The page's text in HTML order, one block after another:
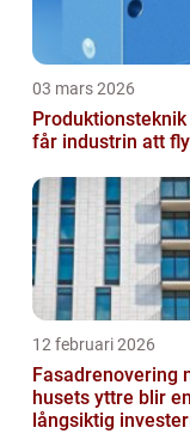
03 mars 2026
Produktionsteknik
får industrin att
12 februari 2026
Fasadrenovering när
husets yttre blir en
långsiktig